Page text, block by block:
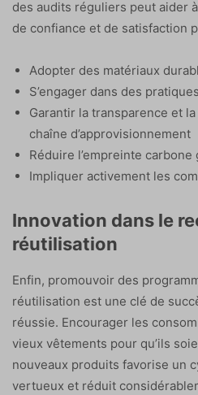
des audits réguliers peut aider
de confiance et de satisfaction
Adopter des matériaux
S’engager dans des
Garantir la transparence et
chaîne d’approvisionnement
Réduire l’empreinte carbone
Impliquer activement les
Innovation dans le
réutilisation
Enfin, promouvoir des
réutilisation est une clé de
réussie. Encourager les
vieux vêtements pour qu’ils
nouveaux produits favorise un
vertueux et réduit